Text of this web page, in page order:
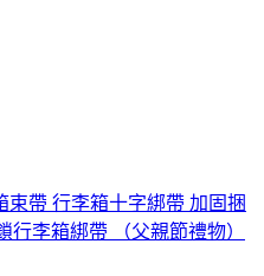
束帶 行李箱十字綁帶 加固捆
行李箱綁帶 （父親節禮物）